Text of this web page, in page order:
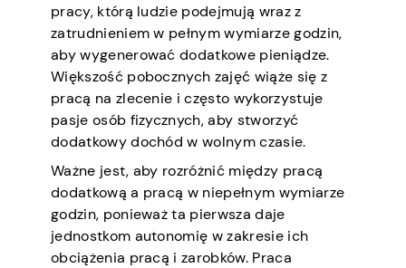
pracy, którą ludzie podejmują wraz z
zatrudnieniem w pełnym wymiarze godzin,
aby wygenerować dodatkowe pieniądze.
Większość pobocznych zajęć wiąże się z
pracą na zlecenie i często wykorzystuje
pasje osób fizycznych, aby stworzyć
dodatkowy dochód w wolnym czasie.
Ważne jest, aby rozróżnić między pracą
dodatkową a pracą w niepełnym wymiarze
godzin, ponieważ ta pierwsza daje
jednostkom autonomię w zakresie ich
obciążenia pracą i zarobków. Praca